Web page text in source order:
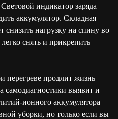
индикатор заряда
аккумулятор. Складная
нагрузку на спину во
снять и прикрепить
перегреве продлит жизнь
самодиагностики выявит и
ионного аккумулятора
уборки, но только если вы